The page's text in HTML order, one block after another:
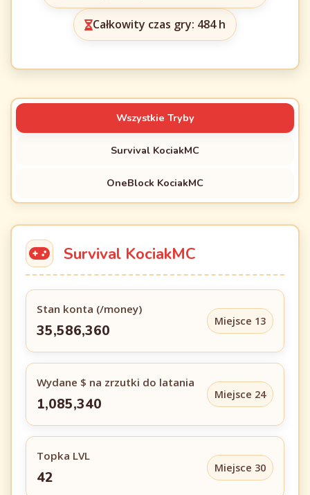
Całkowity czas gry: 484 h
Wszystkie Tryby
Survival KociakMC
OneBlock KociakMC
Survival KociakMC
Stan konta (/money)
35,586,360
Miejsce 13
Wydane $ na zrzutki do latania
1,085,340
Miejsce 24
Topka LVL
42
Miejsce 30